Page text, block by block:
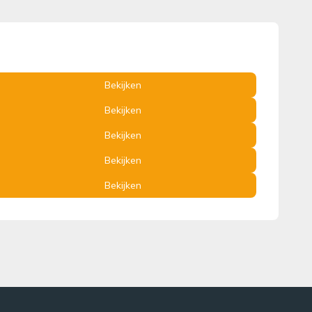
Bekijken
Bekijken
Bekijken
Bekijken
Bekijken